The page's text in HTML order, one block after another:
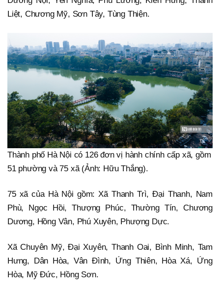
Liệt, Chương Mỹ, Sơn Tây, Tùng Thiện.
Thành phố Hà Nội có 126 đơn vị hành chính cấp xã, gồm
51 phường và 75 xã (Ảnh: Hữu Thắng).
75 xã của Hà Nội gồm: Xã Thanh Trì, Đại Thanh, Nam
Phù, Ngọc Hồi, Thượng Phúc, Thường Tín, Chương
Dương, Hồng Vân, Phú Xuyên, Phượng Dực.
Xã Chuyên Mỹ, Đại Xuyên, Thanh Oai, Bình Minh, Tam
Hưng, Dân Hòa, Vân Đình, Ứng Thiên, Hòa Xá, Ứng
Hòa, Mỹ Đức, Hồng Sơn.